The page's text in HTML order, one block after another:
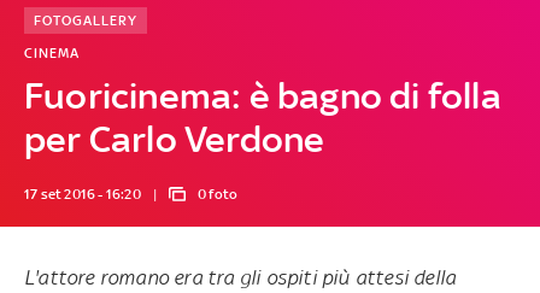
Fuoricinema: è bagno di folla
per Carlo Verdone
CINEMA
FOTOGALLERY
17 set 2016 - 16:20 0 foto
L'attore romano era tra gli ospiti più attesi della